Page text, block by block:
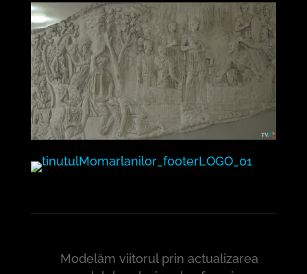
Modelăm viitorul prin actualizarea